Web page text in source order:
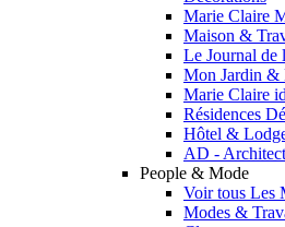
Marie Claire
Maison &
Le Journal de
Mon Jardin &
Marie Claire
Résidences
Hôtel &
AD -
People & Mode
Voir tous Les
Modes &